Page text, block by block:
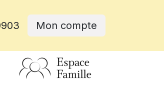
Mon compte